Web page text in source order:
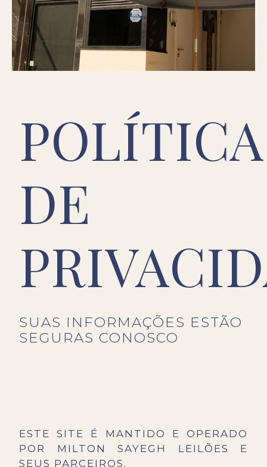
POLÍTICA
DE
SUAS INFORMAÇÕES ESTÃO
SEGURAS CONOSCO
ESTE SITE É MANTIDO E OPERADO
POR MILTON SAYEGH LEILÕES E
SEUS PARCEIROS.